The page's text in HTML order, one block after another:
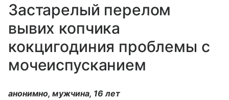
Застарелый перелом
вывих копчика
кокцигодиния проблемы с
мочеиспусканием
анонимно, мужчина, 16 лет